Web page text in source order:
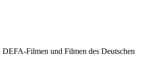
Filmen und Filmen des Deutschen